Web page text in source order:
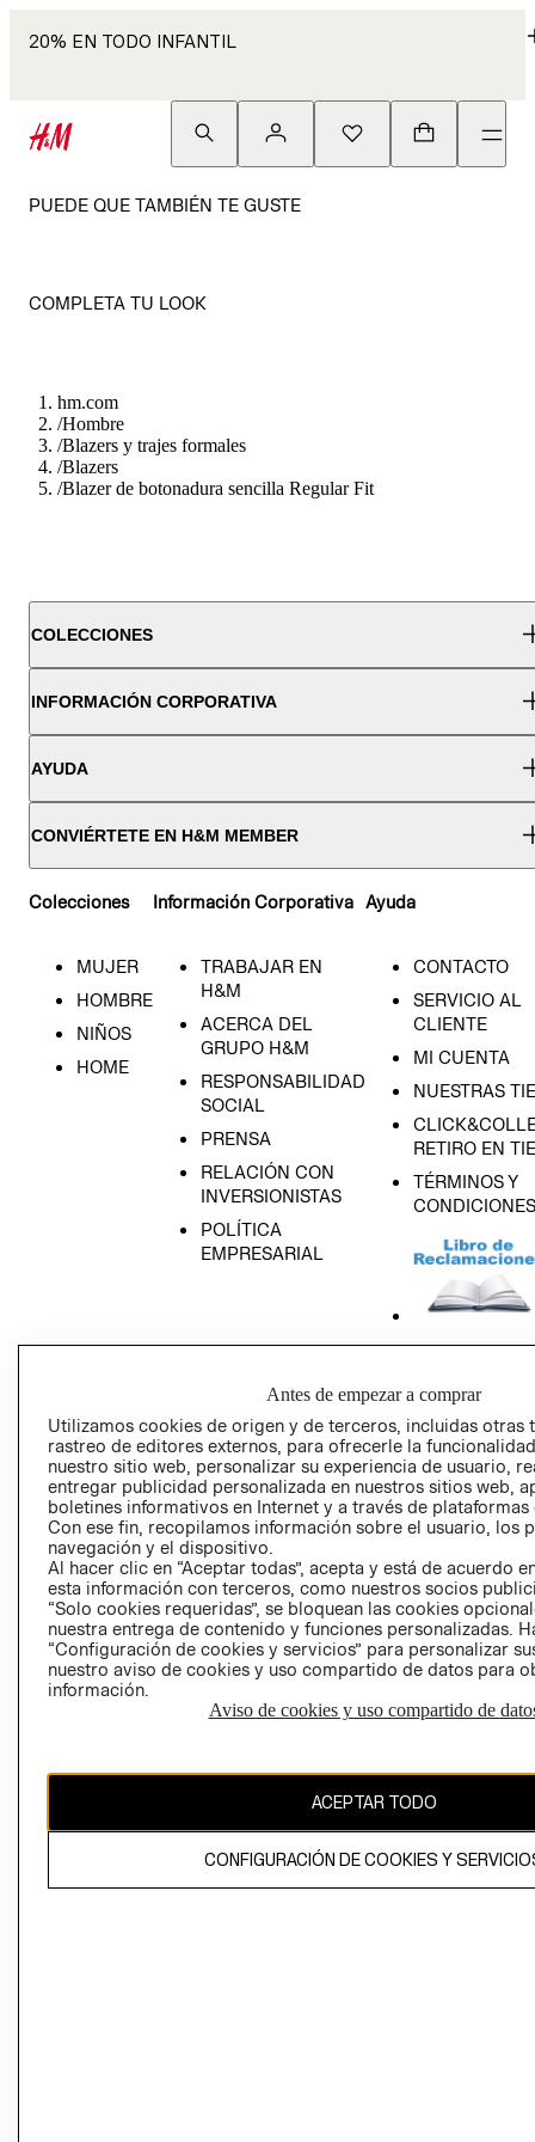
20% EN TODO INFANTIL
PUEDE QUE TAMBIÉN TE GUSTE
COMPLETA TU LOOK
hm.com
/Hombre
/Blazers y trajes formales
/Blazers
/Blazer de botonadura sencilla Regular Fit
COLECCIONES
INFORMACIÓN CORPORATIVA
AYUDA
CONVIÉRTETE EN H&M MEMBER
Colecciones
MUJER
HOMBRE
NIÑOS
HOME
Información Corporativa
TRABAJAR EN
H&M
ACERCA DEL
GRUPO H&M
RESPONSABILIDAD
SOCIAL
PRENSA
RELACIÓN CON
INVERSIONISTAS
POLÍTICA
EMPRESARIAL
Ayuda
CONTACTO
SERVICIO AL
CLIENTE
MI CUENTA
NUESTRAS
RETIRO EN
TÉRMINOS Y
CONDICIONES
PRIVACIDAD
GIFT CARD
AVISO DE
Perú (S/)
CAMBIAR REGIÓN
El contenido de esta página web está protegido por copyright y es
Antes de empezar a comprar
Utilizamos cookies de origen y de terceros, incluidas otras
rastreo de editores externos, para ofrecerle la
nuestro sitio web, personalizar su experiencia de usuario,
entregar publicidad personalizada en nuestros sitios web,
boletines informativos en Internet y a través de plataformas
Con ese fin, recopilamos información sobre el usuario, los
navegación y el dispositivo.
Al hacer clic en “Aceptar todas”, acepta y está de acuerdo
esta información con terceros, como nuestros socios
“Solo cookies requeridas”, se bloquean las cookies
nuestra entrega de contenido y funciones personalizadas.
“Configuración de cookies y servicios” para personalizar
nuestro aviso de cookies y uso compartido de datos para
información.
Aviso de cookies y uso compartido de
ACEPTAR TODO
CONFIGURACIÓN DE COOKIES Y